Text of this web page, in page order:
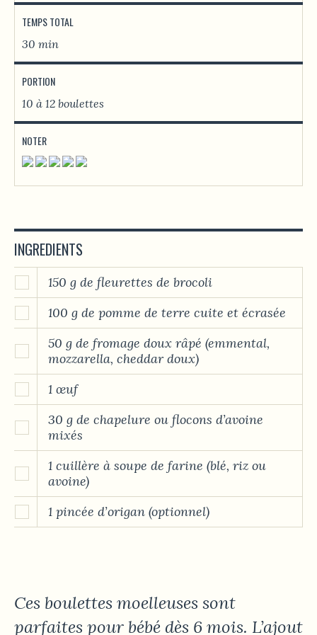
TEMPS TOTAL
30 min
PORTION
10 à 12 boulettes
NOTER
INGREDIENTS
150 g de fleurettes de brocoli
100 g de pomme de terre cuite et écrasée
50 g de fromage doux râpé (emmental,
mozzarella, cheddar doux)
1 œuf
30 g de chapelure ou flocons d’avoine
mixés
1 cuillère à soupe de farine (blé, riz ou
avoine)
1 pincée d’origan (optionnel)
Ces boulettes moelleuses sont
parfaites pour bébé dès 6 mois. L’ajout